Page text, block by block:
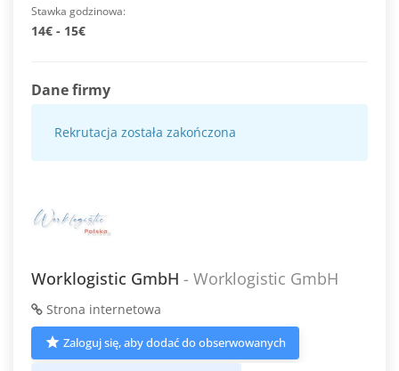
Stawka godzinowa
14€ - 15€
Dane firmy
Rekrutacja została zakończona
Worklogistic GmbH - Worklogistic GmbH
Strona internetowa
Zaloguj się, aby dodać do obserwowanych